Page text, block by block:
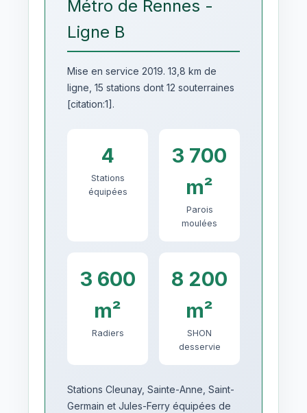
Métro de Rennes -
Ligne B
Mise en service 2019. 13,8 km de
ligne, 15 stations dont 12 souterraines
[citation:1].
4
Stations
équipées
3 700
m²
Parois
moulées
3 600
m²
Radiers
8 200
m²
SHON
desservie
Stations Cleunay, Sainte-Anne, Saint-
Germain et Jules-Ferry équipées de